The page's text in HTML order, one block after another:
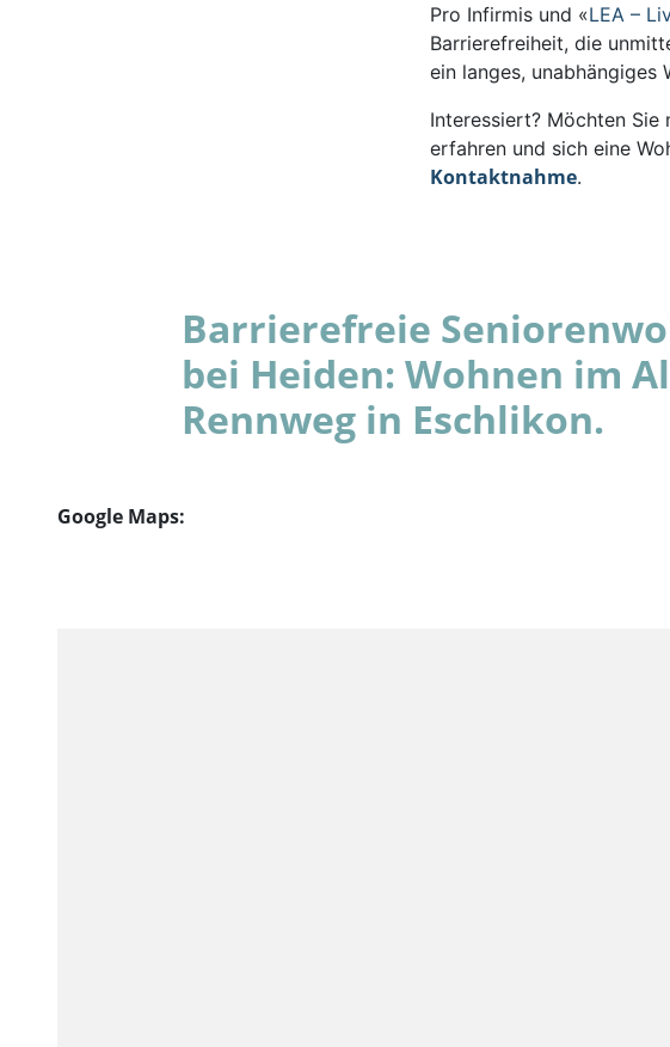
Pro Infirmis und «LEA –
Barrierefreiheit, die
ein langes, unabhängiges
Interessiert? Möchten Sie
erfahren und sich eine
Kontaktnahme.
Barrierefreie
bei Heiden: Wohnen im
Rennweg in Eschlikon.
Google Maps: